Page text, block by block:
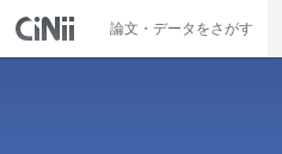
論文・データをさがす